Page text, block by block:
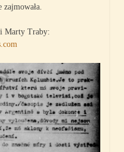
Marty Traby: